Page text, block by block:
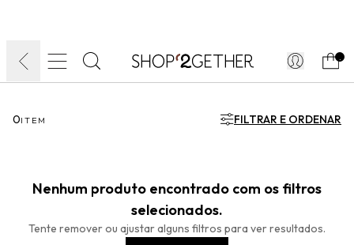
0ITEM FILTRAR E ORDENAR
Nenhum produto encontrado com os filtros
selecionados.
Tente remover ou ajustar alguns filtros para ver resultados.